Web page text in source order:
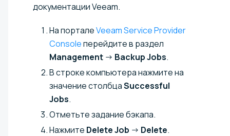
документации Veeam.
На порталеVeeam Service Provider
Consoleперейдите в раздел
Management → Backup Jobs.
В строке компьютера нажмите на
значение столбцаSuccessful
Jobs.
Отметьте задание бэкапа.
Нажмите Delete Job → Delete.